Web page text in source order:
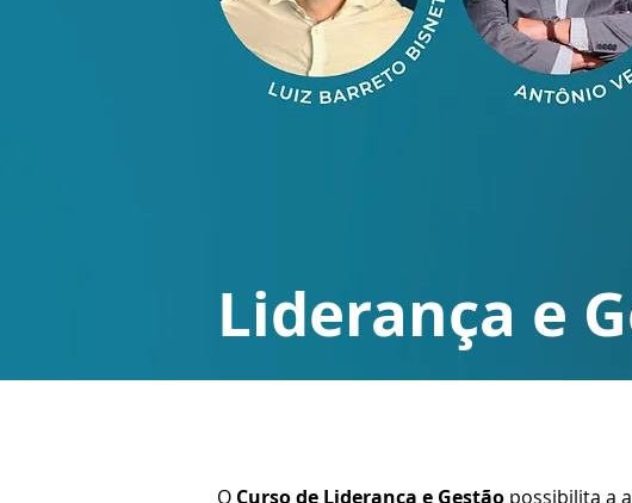
Liderança e
O Curso de Liderança e Gestão possibilita a